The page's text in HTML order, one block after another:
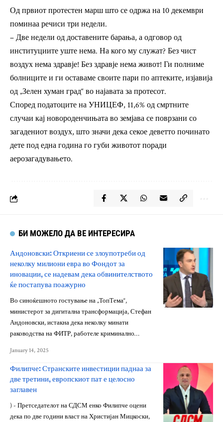
Од првиот протестен марш што се одржа на 10 декември
поминаа речиси три недели.
– Две недели од доставените барања, а одговор од
институциите уште нема. На кого му служат? Без чист
воздух нема здравје! Без здравје нема живот! Ги полниме
болниците и ги оставаме своите пари по аптеките, изјавија
од „Зелен хуман град“ во најавата за протесот.
Според податоците на УНИЦЕФ, 11,6% од смртните
случаи кај новороденчињата во земјава се поврзани со
загадениот воздух, што значи дека секое деветто починато
дете под една година го губи животот поради
аерозагадувањето.
БИ МОЖЕЛО ДА ВЕ ИНТЕРЕСИРА
Андоновски: Откриени се злоупотреби од
неколку милиони евра во Фондот за
иновации, се надевам дека обвинителството
ќе постапува поажурно
Во синоќешното гостување на „ТопТема“,
министерот за дигитална трансформација, Стефан
Андоновски, истакна дека неколку минати
раководства на ФИТР, работеле криминално…
January 14, 2025
Филипче: Странските инвестиции паднаа за
две третини, европскиот пат е целосно
заглавен
) - Претседателот на СДСМ енко Филипче оцени
дека по две години власт на Христијан Мицкоски,